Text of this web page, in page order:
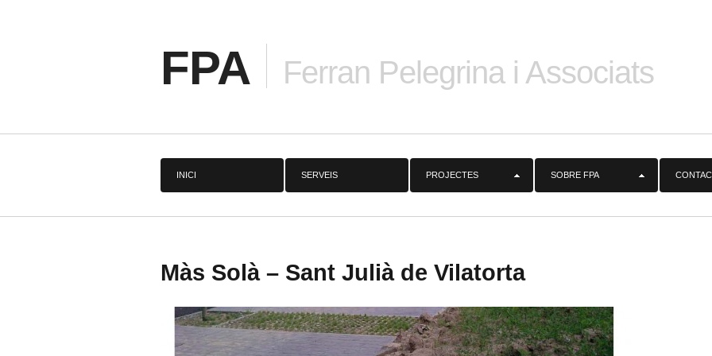
FPA Ferran Pelegrina i Associats
INICI SERVEIS PROJECTES SOBRE FPA
Màs Solà – Sant Julià de Vilatorta